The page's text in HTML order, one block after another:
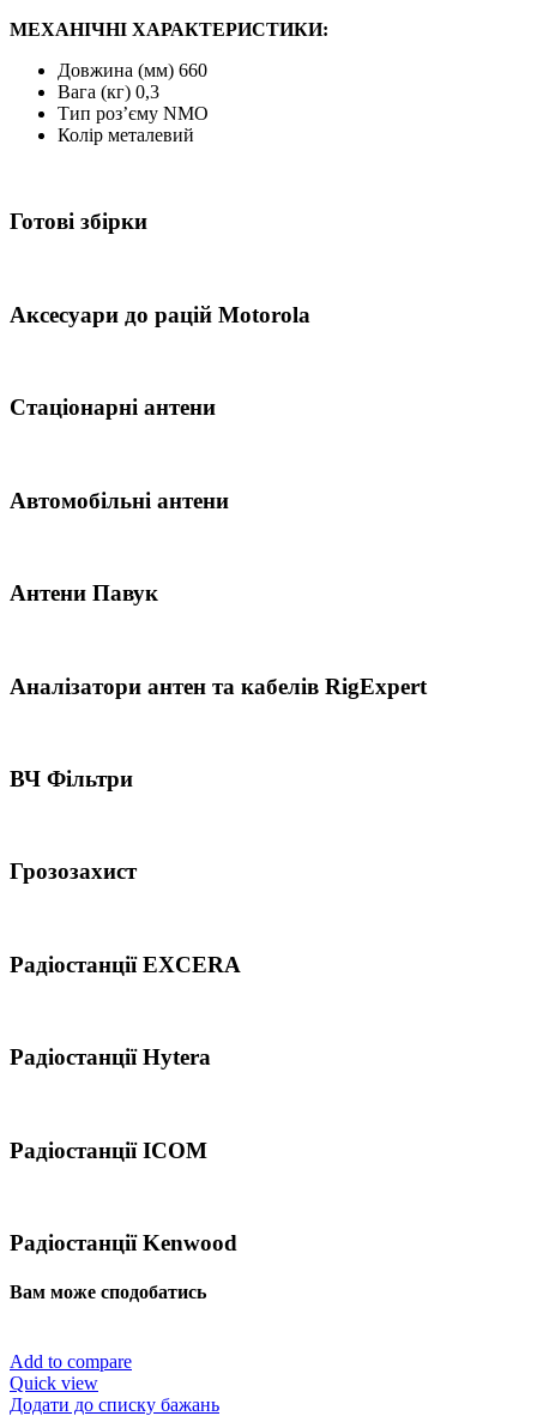
МЕХАНІЧНІ ХАРАКТЕРИСТИКИ:
Довжина (мм) 660
Вага (кг) 0,3
Тип роз’єму NMO
Колір металевий
Готові збірки
Аксесуари до рацій Motorola
Стаціонарні антени
Автомобільні антени
Антени Павук
Аналізатори антен та кабелів RigExpert
ВЧ Фільтри
Грозозахист
Радіостанції EXCERA
Радіостанції Hytera
Радіостанції ICOM
Радіостанції Kenwood
Вам може сподобатись
Add to compare
Quick view
Додати до списку бажань